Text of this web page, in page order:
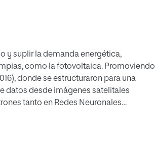
y suplir la demanda energética,
como la fotovoltaica. Promoviendo
donde se estructuraron para una
datos desde imágenes satelitales
tanto en Redes Neuronales
uso de funciones kernel como las
esta investigación se aporta con la